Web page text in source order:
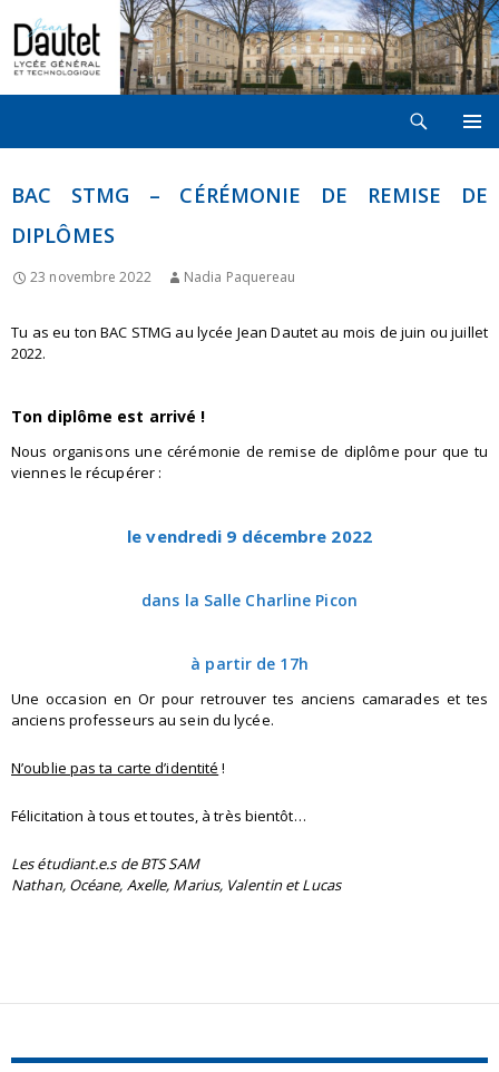
CONTENU
BAC STMG – CÉRÉMONIE DE REMISE DE
DIPLÔMES
23 novembre 2022 Nadia Paquereau
Tu as eu ton BAC STMG au lycée Jean Dautet au mois de juin ou juillet
2022.
Ton diplôme est arrivé !
Nous organisons une cérémonie de remise de diplôme pour que tu
viennes le récupérer :
le vendredi 9 décembre 2022
dans la Salle Charline Picon
à partir de 17h
Une occasion en Or pour retrouver tes anciens camarades et tes
anciens professeurs au sein du lycée.
N’oublie pas ta carte d’identité !
Félicitation à tous et toutes, à très bientôt…
Les étudiant.e.s de BTS SAM
Nathan, Océane, Axelle, Marius, Valentin et Lucas